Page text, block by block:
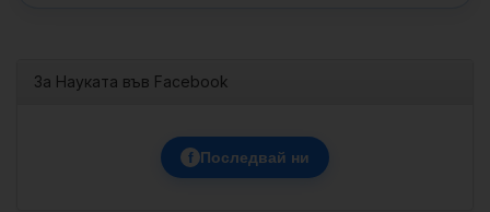
За Науката във Facebook
f Последвай ни